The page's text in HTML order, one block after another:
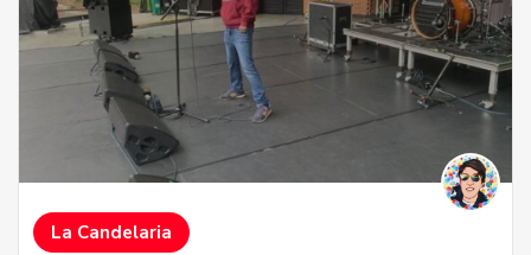
La Candelaria